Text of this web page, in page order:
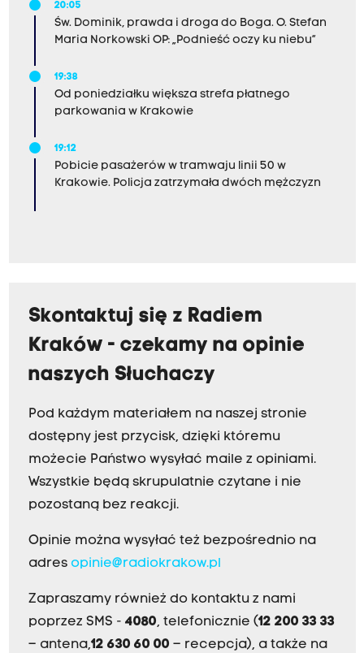
20:05
Św. Dominik, prawda i droga do Boga. O. Stefan
Maria Norkowski OP: „Podnieść oczy ku niebu”
19:38
Od poniedziałku większa strefa płatnego
parkowania w Krakowie
19:12
Pobicie pasażerów w tramwaju linii 50 w
Krakowie. Policja zatrzymała dwóch mężczyzn
Skontaktuj się z Radiem
Kraków - czekamy na opinie
naszych Słuchaczy
Pod każdym materiałem na naszej stronie
dostępny jest przycisk, dzięki któremu
możecie Państwo wysyłać maile z opiniami.
Wszystkie będą skrupulatnie czytane i nie
pozostaną bez reakcji.
Opinie można wysyłać też bezpośrednio na
adres opinie@radiokrakow.pl
Zapraszamy również do kontaktu z nami
poprzez SMS - 4080, telefonicznie (12 200 33 33
– antena,12 630 60 00 – recepcja), a także na